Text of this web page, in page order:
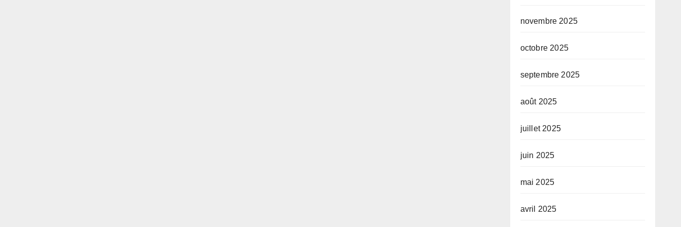
novembre 2025
octobre 2025
septembre 2025
août 2025
juillet 2025
juin 2025
mai 2025
avril 2025